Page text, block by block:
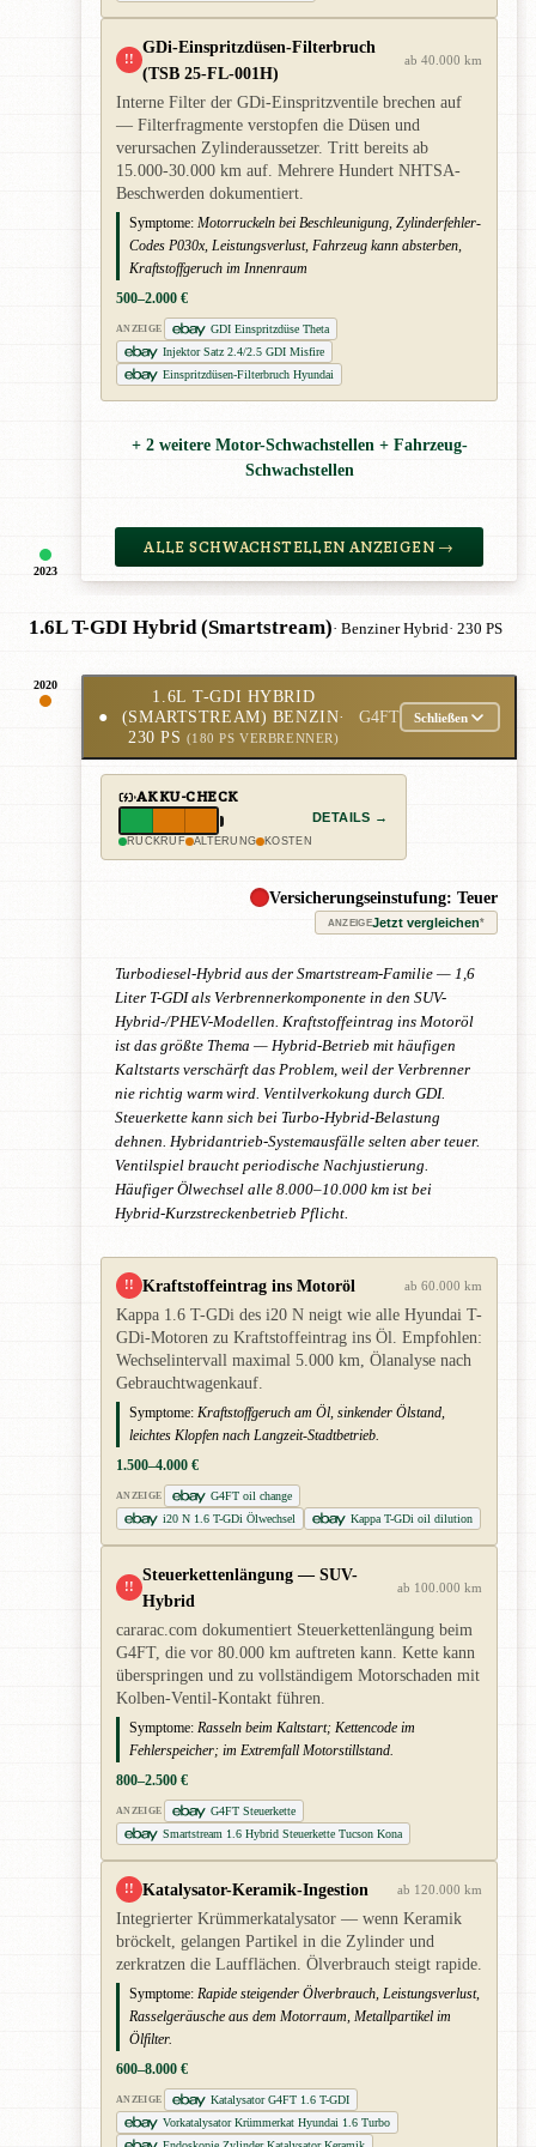
2023
!!
GDi-Einspritzdüsen-Filterbruch
(TSB 25-FL-001H)
ab 40.000 km
Interne Filter der GDi-Einspritzventile brechen auf
— Filterfragmente verstopfen die Düsen und
verursachen Zylinderaussetzer. Tritt bereits ab
15.000-30.000 km auf. Mehrere Hundert NHTSA-
Beschwerden dokumentiert.
Symptome: Motorruckeln bei Beschleunigung, Zylinderfehler-
Codes P030x, Leistungsverlust, Fahrzeug kann absterben,
Kraftstoffgeruch im Innenraum
500–2.000 €
ANZEIGE
GDI Einspritzdüse Theta
Injektor Satz 2.4/2.5 GDI Misfire
Einspritzdüsen-Filterbruch Hyundai
+ 2 weitere Motor-Schwachstellen + Fahrzeug-
Schwachstellen
ALLE SCHWACHSTELLEN ANZEIGEN →
1.6L T-GDI Hybrid (Smartstream)· Benziner Hybrid· 230 PS
2020
●
1.6L T-GDI HYBRID
(SMARTSTREAM) BENZIN·
230 PS (180 PS VERBRENNER)
G4FT Schließen
AKKU-CHECK
RÜCKRUF ALTERUNG KOSTEN
DETAILS →
Versicherungseinstufung: Teuer
ANZEIGEJetzt vergleichen*
Turbodiesel-Hybrid aus der Smartstream-Familie — 1,6
Liter T-GDI als Verbrennerkomponente in den SUV-
Hybrid-/PHEV-Modellen. Kraftstoffeintrag ins Motoröl
ist das größte Thema — Hybrid-Betrieb mit häufigen
Kaltstarts verschärft das Problem, weil der Verbrenner
nie richtig warm wird. Ventilverkokung durch GDI.
Steuerkette kann sich bei Turbo-Hybrid-Belastung
dehnen. Hybridantrieb-Systemausfälle selten aber teuer.
Ventilspiel braucht periodische Nachjustierung.
Häufiger Ölwechsel alle 8.000–10.000 km ist bei
Hybrid-Kurzstreckenbetrieb Pflicht.
!! Kraftstoffeintrag ins Motoröl ab 60.000 km
Kappa 1.6 T-GDi des i20 N neigt wie alle Hyundai T-
GDi-Motoren zu Kraftstoffeintrag ins Öl. Empfohlen:
Wechselintervall maximal 5.000 km, Ölanalyse nach
Gebrauchtwagenkauf.
Symptome: Kraftstoffgeruch am Öl, sinkender Ölstand,
leichtes Klopfen nach Langzeit-Stadtbetrieb.
1.500–4.000 €
ANZEIGE
G4FT oil change
i20 N 1.6 T-GDi Ölwechsel
Kappa T-GDi oil dilution
!!
Steuerkettenlängung — SUV-
Hybrid
ab 100.000 km
cararac.com dokumentiert Steuerkettenlängung beim
G4FT, die vor 80.000 km auftreten kann. Kette kann
überspringen und zu vollständigem Motorschaden mit
Kolben-Ventil-Kontakt führen.
Symptome: Rasseln beim Kaltstart; Kettencode im
Fehlerspeicher; im Extremfall Motorstillstand.
800–2.500 €
ANZEIGE
G4FT Steuerkette
Smartstream 1.6 Hybrid Steuerkette Tucson Kona
!! Katalysator-Keramik-Ingestion ab 120.000 km
Integrierter Krümmerkatalysator — wenn Keramik
bröckelt, gelangen Partikel in die Zylinder und
zerkratzen die Laufflächen. Ölverbrauch steigt rapide.
Symptome: Rapide steigender Ölverbrauch, Leistungsverlust,
Rasselgeräusche aus dem Motorraum, Metallpartikel im
Ölfilter.
600–8.000 €
ANZEIGE
Katalysator G4FT 1.6 T-GDI
Vorkatalysator Krümmerkat Hyundai 1.6 Turbo